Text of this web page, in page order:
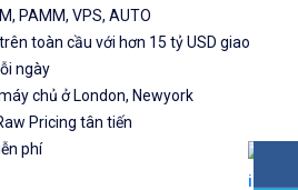
PAMM, VPS, AUTO
toàn cầu với hơn 15 tỷ USD giao
ngày
chủ ở London, Newyork
Pricing tân tiến
phí